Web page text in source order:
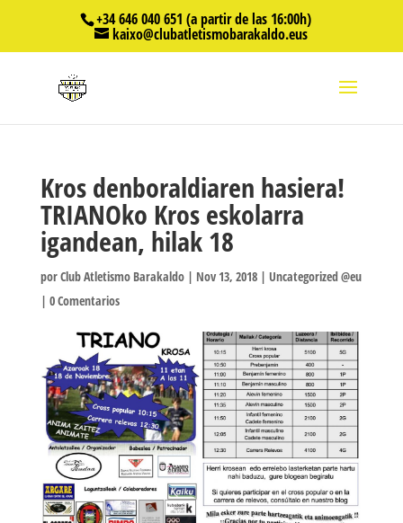
+34 646 040 651 (a partir de las 16:00h)
kaixo@clubatletismobarakaldo.eus
Kros denboraldiaren hasiera!
TRIANOko Kros eskolarra
igandean, hilak 18
porClub Atletismo Barakaldo| Nov 13, 2018| Uncategorized @eu
| 0 Comentarios